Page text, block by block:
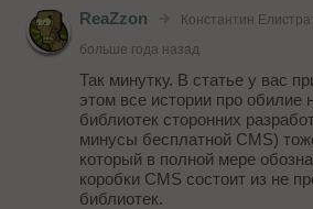
- К базовому плагину...
ReaZzon
Константин
больше года назад
Так минутку. В статье у вас
этом все истории про обилие
библиотек сторонних
минусы бесплатной CMS)
который в полной мере
коробки CMS состоит из не
библиотек.